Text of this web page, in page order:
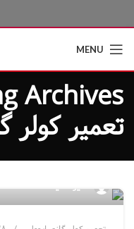
MENU
تعمیر کولر
مدیر سایت